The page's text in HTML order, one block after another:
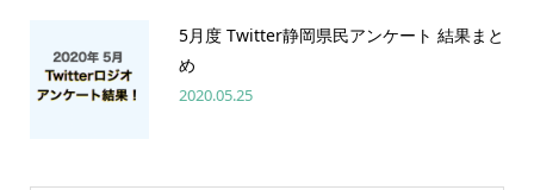
5月度 Twitter静岡県民アンケート 結果まと
め
2020.05.25